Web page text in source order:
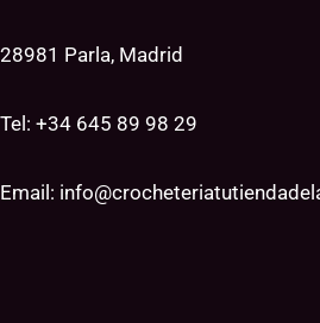
28981 Parla, Madrid
Tel: +34 645 89 98 29
Email: